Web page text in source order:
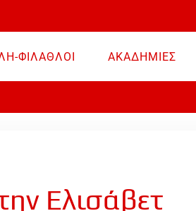
ΦΙΛΑΘΛΟΙ
ΑΚΑΔΗΜΙΕΣ
Ελισάβετ